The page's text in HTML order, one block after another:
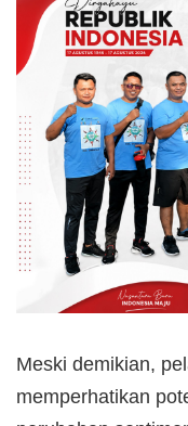
Meski demikian,
memperhatikan